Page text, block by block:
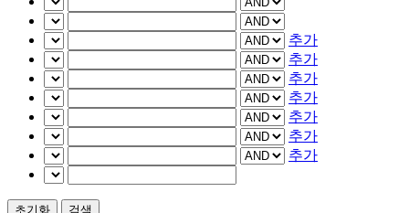
추가
추가
추가
추가
추가
추가
추가